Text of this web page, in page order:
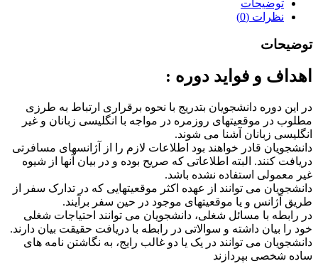
توضیحات
نظرات (0)
توضیحات
اهداف و فوايد دوره :
در این دوره دانشجویان بتدریج با نحوه برقراری ارتباط به طرزی
مطلوب در موقعیتهای روزمره در مواجه با انگلیسی زبانان و غیر
انگلیسی زبانان آشنا می شوند.
دانشجویان قادر خواهند بود اطلاعات لازم را از آژانسهای مسافرتی
دریافت کنند. البته اطلاعاتی که صریح بوده و در بیان آنها از شیوه
غیر معمولی استفاده نشده باشد.
دانشجویان می توانند از عهده اکثر موقعیتهایی که در تدارک سفر از
طریق آژانس و یا موقعیتهای موجود در حین سفر برآیند.
در رابطه با مسائل شغلی، دانشجویان می توانند احتیاجات شغلی
خود را بیان داشته و سوالاتی در رابطه با دریافت حقیقت بیان دارند.
دانشجویان می توانند در یک یا دو غالب رایج، به نگاشتن نامه های
ساده شخصی بپردازند